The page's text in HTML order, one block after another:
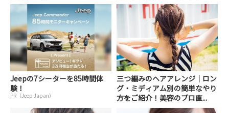
Jeepの7シーターを85時間体
験！
PR（Jeep Japan）
三つ編みのヘアアレンジ｜ロン
グ・ミディアム別の簡単なやり
方をご紹介！美容のプロ直...